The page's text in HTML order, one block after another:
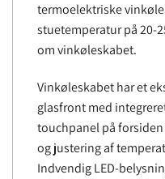
termoelektriske
stuetemperatur på 20-
om vinkøleskabet.
Vinkøleskabet har et
glasfront med
touchpanel på
og justering af
Indvendig LED-